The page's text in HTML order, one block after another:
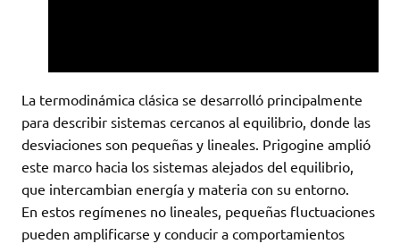
La termodinámica clásica se desarrolló principalmente
para describir sistemas cercanos al equilibrio, donde las
desviaciones son pequeñas y lineales. Prigogine amplió
este marco hacia los sistemas alejados del equilibrio,
que intercambian energía y materia con su entorno.
En estos regímenes no lineales, pequeñas fluctuaciones
pueden amplificarse y conducir a comportamientos